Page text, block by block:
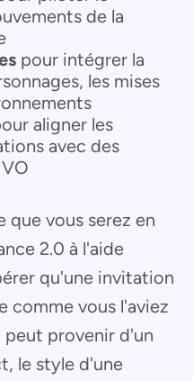
de la
pour intégrer la
les mises
aligner les
avec des
que vous serez en
2.0 à l'aide
qu'une invitation
vous l'aviez
peut provenir d'un
le style d'une